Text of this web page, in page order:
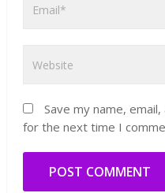
Save my name,
for the next time I